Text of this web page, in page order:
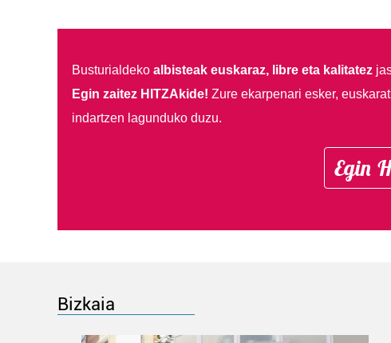
Busturialdeko albisteak euskaraz, libre eta kalitatez
Egin zaitez HITZAkide! Zure ekarpenari esker,
indartzen lagunduko duzu.
Egin
Bizkaia